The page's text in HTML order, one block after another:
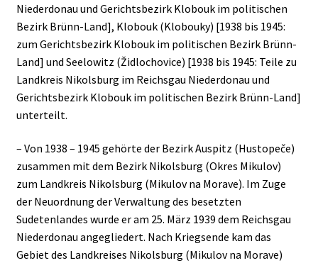
Niederdonau und Gerichtsbezirk Klobouk im politischen
Bezirk Brünn-Land], Klobouk (Klobouky) [1938 bis 1945:
zum Gerichtsbezirk Klobouk im politischen Bezirk Brünn-
Land] und Seelowitz (Židlochovice) [1938 bis 1945: Teile zu
Landkreis Nikolsburg im Reichsgau Niederdonau und
Gerichtsbezirk Klobouk im politischen Bezirk Brünn-Land]
unterteilt.
– Von 1938 – 1945 gehörte der Bezirk Auspitz (Hustopeče)
zusammen mit dem Bezirk Nikolsburg (Okres Mikulov)
zum Landkreis Nikolsburg (Mikulov na Morave). Im Zuge
der Neuordnung der Verwaltung des besetzten
Sudetenlandes wurde er am 25. März 1939 dem Reichsgau
Niederdonau angegliedert. Nach Kriegsende kam das
Gebiet des Landkreises Nikolsburg (Mikulov na Morave)